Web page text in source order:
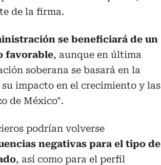
de la firma.
se beneficiará de un
favorable, aunque en última
soberana se basará en la
impacto en el crecimiento y las
de México".
podrían volverse
negativas para el tipo de
, así como para el perfil